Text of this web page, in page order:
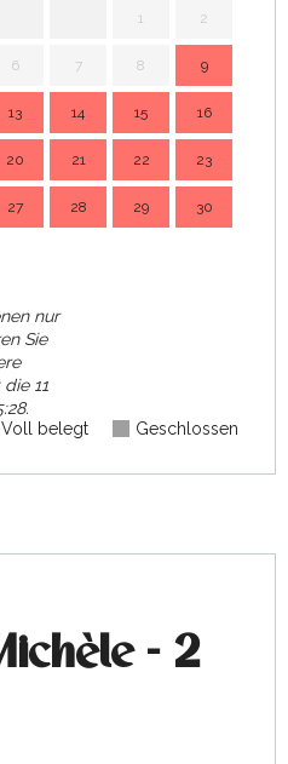
1 2
6 7 8 9
13 14 15 16
20 21 22 23
27 28 29 30
nur
Sie
die11
Voll belegt Geschlossen
- 2